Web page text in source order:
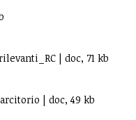
| doc, 71 kb
| doc, 49 kb